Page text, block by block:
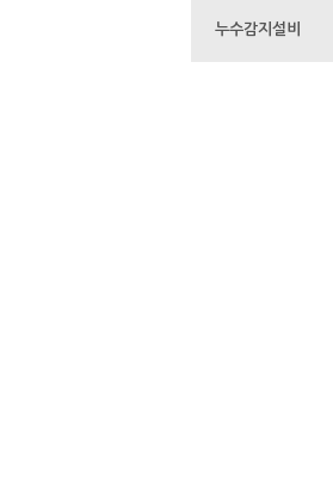
누수감지설비